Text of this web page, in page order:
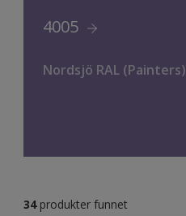
4005
Nordsjö RAL (Painters)
34 produkter funnet